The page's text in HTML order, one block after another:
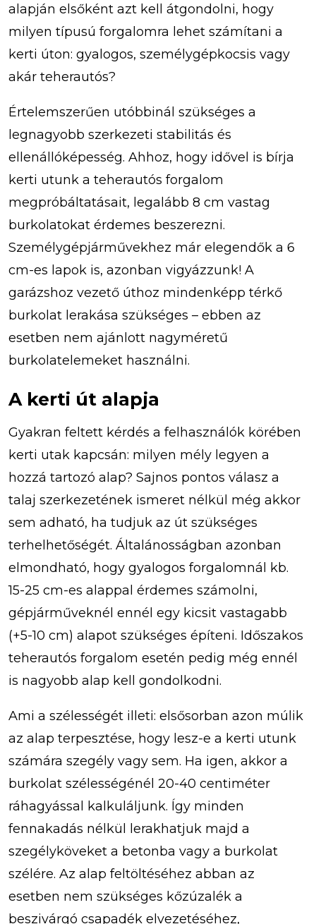
alapján elsőként azt kell átgondolni, hogy
milyen típusú forgalomra lehet számítani a
kerti úton: gyalogos, személygépkocsis vagy
akár teherautós?
Értelemszerűen utóbbinál szükséges a
legnagyobb szerkezeti stabilitás és
ellenállóképesség. Ahhoz, hogy idővel is bírja
kerti utunk a teherautós forgalom
megpróbáltatásait, legalább 8 cm vastag
burkolatokat érdemes beszerezni.
Személygépjárművekhez már elegendők a 6
cm-es lapok is, azonban vigyázzunk! A
garázshoz vezető úthoz mindenképp térkő
burkolat lerakása szükséges – ebben az
esetben nem ajánlott nagyméretű
burkolatelemeket használni.
A kerti út alapja
Gyakran feltett kérdés a felhasználók körében
kerti utak kapcsán: milyen mély legyen a
hozzá tartozó alap? Sajnos pontos válasz a
talaj szerkezetének ismeret nélkül még akkor
sem adható, ha tudjuk az út szükséges
terhelhetőségét. Általánosságban azonban
elmondható, hogy gyalogos forgalomnál kb.
15-25 cm-es alappal érdemes számolni,
gépjárműveknél ennél egy kicsit vastagabb
(+5-10 cm) alapot szükséges építeni. Időszakos
teherautós forgalom esetén pedig még ennél
is nagyobb alap kell gondolkodni.
Ami a szélességét illeti: elsősorban azon múlik
az alap terpesztése, hogy lesz-e a kerti utunk
számára szegély vagy sem. Ha igen, akkor a
burkolat szélességénél 20-40 centiméter
ráhagyással kalkuláljunk. Így minden
fennakadás nélkül lerakhatjuk majd a
szegélyköveket a betonba vagy a burkolat
szélére. Az alap feltöltéséhez abban az
esetben nem szükséges kőzúzalék a
beszivárgó csapadék elvezetéséhez,